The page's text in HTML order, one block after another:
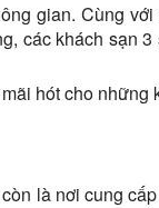
gian. Cùng
các khách sạn
hót cho những
là nơi cung